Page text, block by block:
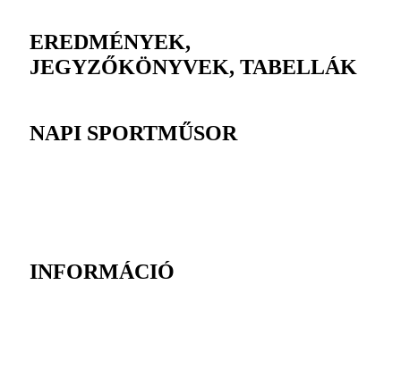
EREDMÉNYEK,
JEGYZŐKÖNYVEK, TABELLÁK
NAPI SPORTMŰSOR
INFORMÁCIÓ